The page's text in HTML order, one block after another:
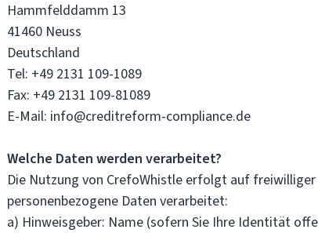
Hammfelddamm 13
41460 Neuss
Deutschland
Tel: +49 2131 109-1089
Fax: +49 2131 109-81089
E-Mail: info@creditreform-compliance.de
Welche Daten werden verarbeitet?
Die Nutzung von CrefoWhistle erfolgt auf
personenbezogene Daten verarbeitet:
a) Hinweisgeber: Name (sofern Sie Ihre Identität